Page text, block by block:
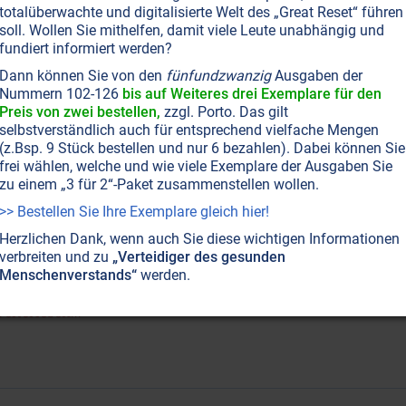
sollten Sie sich nicht wundern, wenn Sie häufig unter
denn sie sind Ursache vieler Krankheiten!
ZEITENSCHRIFT NR. 18 PSYCHOLOGIE MACHT DER MUSIK GESUNDHEIT
Im schönen Klang schwingt Heilung
Ein Yorkshire-Terrier mit epileptischen Anfällen? Ein Mann
mit Angstzuständen? Eine Frau mit Depressionen? Dr. Yair
rascher Linderung ihrer Pein. Sein Rezept kennt keine
totalüberwachte und digitalisierte Welt des „Great Reset“ führen
soll. Wollen Sie mithelfen, damit viele Leute unabhängig und
fundiert informiert werden?
Dann können Sie von den fünfundzwanzigAusgaben der
Nummern 102-126 bis auf Weiteres drei Exemplare für den
Preis von zwei bestellen, zzgl. Porto. Das gilt
selbstverständlich auch für entsprechend vielfache Mengen
(z.Bsp. 9 Stück bestellen und nur 6 bezahlen). Dabei können Sie
frei wählen, welche und wie viele Exemplare der Ausgaben Sie
zu einem „3 für 2“-Paket zusammenstellen wollen.
>> Bestellen Sie Ihre Exemplare gleich hier!
Herzlichen Dank, wenn auch Sie diese wichtigen Informationen
verbreiten und zu „Verteidiger des gesunden
Menschenverstands“werden.